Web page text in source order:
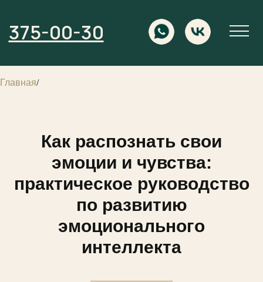
375-00-30
Главная/
Как распознать свои
эмоции и чувства:
практическое руководство
по развитию
эмоционального
интеллекта